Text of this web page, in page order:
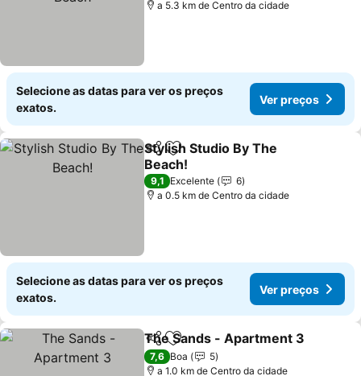
a 5.3 km de Centro da cidade
Selecione as datas para ver os preços
exatos.
Ver preços
PartilharAdicionar aos favoritos
Stylish Studio By The
Beach!
Ver preços
9,1 Excelente
6
a 0.5 km de Centro da cidade
Selecione as datas para ver os preços
exatos.
Ver preços
PartilharAdicionar aos favoritos
The Sands - Apartment 3
7,6 Boa
5
a 1.0 km de Centro da cidade